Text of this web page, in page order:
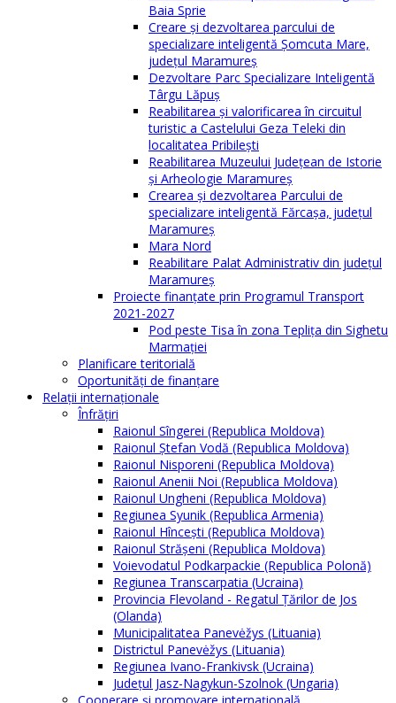
Baia Sprie
Creare și dezvoltarea parcului de
specializare inteligentă Șomcuta Mare,
județul Maramureș
Dezvoltare Parc Specializare Inteligentă
Târgu Lăpuș
Reabilitarea și valorificarea în circuitul
turistic a Castelului Geza Teleki din
localitatea Pribilești
Reabilitarea Muzeului Județean de Istorie
și Arheologie Maramureș
Crearea și dezvoltarea Parcului de
specializare inteligentă Fărcașa, județul
Maramureș
Mara Nord
Reabilitare Palat Administrativ din județul
Maramureș
Proiecte finanțate prin Programul Transport
2021-2027
Pod peste Tisa în zona Teplița din Sighetu
Marmației
Planificare teritorială
Oportunităţi de finanţare
Relaţii internaţionale
Înfrăţiri
Raionul Sîngerei (Republica Moldova)
Raionul Ștefan Vodă (Republica Moldova)
Raionul Nisporeni (Republica Moldova)
Raionul Anenii Noi (Republica Moldova)
Raionul Ungheni (Republica Moldova)
Regiunea Syunik (Republica Armenia)
Raionul Hîncești (Republica Moldova)
Raionul Străşeni (Republica Moldova)
Voievodatul Podkarpackie (Republica Polonă)
Regiunea Transcarpatia (Ucraina)
Provincia Flevoland - Regatul Ţărilor de Jos
(Olanda)
Municipalitatea Panevėžys (Lituania)
Districtul Panevėžys (Lituania)
Regiunea Ivano-Frankivsk (Ucraina)
Judeţul Jasz-Nagykun-Szolnok (Ungaria)